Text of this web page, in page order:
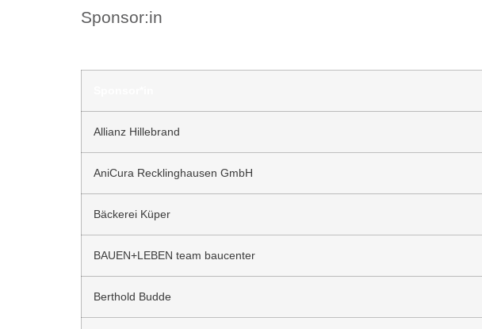
Sponsor:in
Allianz Hillebrand
AniCura Recklinghausen GmbH
Bäckerei Küper
BAUEN+LEBEN team baucenter
Berthold Budde